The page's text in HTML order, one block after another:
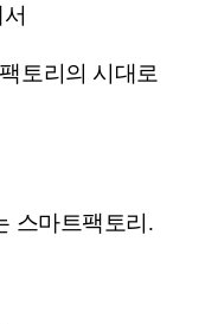
토리의 시대로
스마트팩토리.